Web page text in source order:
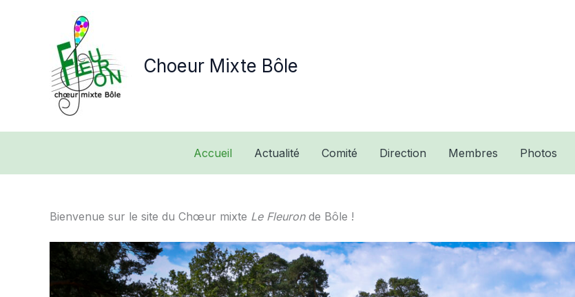
Choeur Mixte Bôle
Accueil Actualité Comité Direction Membres Photos
Bienvenue sur le site du Chœur mixte Le Fleuronde Bôle !